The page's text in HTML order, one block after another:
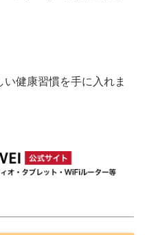
い健康習慣を手に入れま